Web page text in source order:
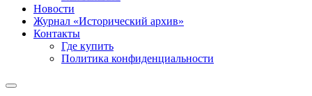
Новости
Журнал «Исторический архив»‎
Контакты
Где купить
Политика конфиденциальности
Меню